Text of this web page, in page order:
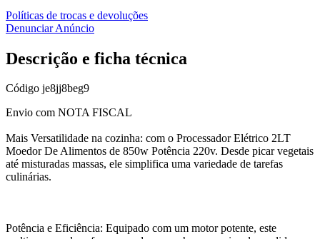
Políticas de trocas e devoluções
Denunciar Anúncio
Descrição e ficha técnica
Código je8jj8beg9
Envio com NOTA FISCAL
Mais Versatilidade na cozinha: com o Processador Elétrico 2LT
Moedor De Alimentos de 850w Potência 220v. Desde picar vegetais
até misturadas massas, ele simplifica uma variedade de tarefas
culinárias.
Potência e Eficiência: Equipado com um motor potente, este